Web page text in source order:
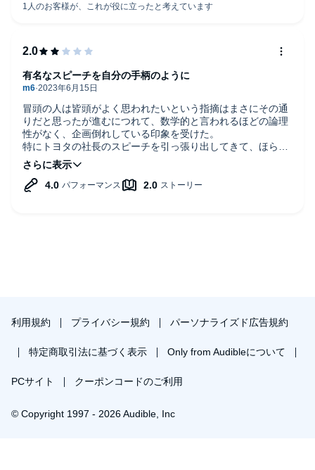
良くないのかも知れない。
冒頭の人は皆頭がよく思われたいという指摘はまさにその通
りだと思ったが進むにつれて、数学的と言われるほどの論理
性がなく、企画倒れしている印象を受けた。
特にトヨタの社長のスピーチを引っ張り出してきて、ほら自
分が言った通りの構成でしょ？と言われたが、数学的にと言
っている割にその当てはまりが不明瞭だったし他人の威を借
りて自分の正当性を示しているようで読む気がなくなってし
有名なスピーチを自分の手柄のように
利用規約 プライバシー規約 パーソナライズド広告規約
特定商取引法に基づく表示 Only from Audibleについて
PCサイト クーポンコードのご利用
© Copyright 1997 - 2026 Audible, Inc